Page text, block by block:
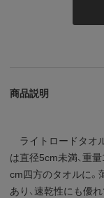
商品説明
ライトロードタオ
は直径5cm未満、重
cm四方のタオルに。
あり、速乾性にも優れ